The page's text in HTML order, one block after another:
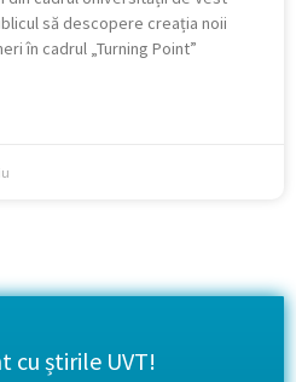
să descopere creația noii
în cadrul „Turning Point”
cu știrile UVT!